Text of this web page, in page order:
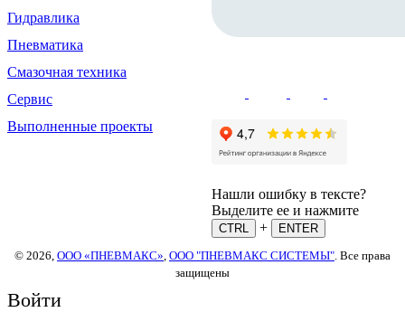
Гидравлика
Пневматика
Смазочная техника
Сервис
Выполненные проекты
Нашли ошибку в тексте?
Выделите ее и нажмите
CTRL +
ENTER
© 2026, ООО «ПНЕВМАКС» ООО "ПНЕВМАКС СИСТЕМЫ" . Все права
защищены
Войти